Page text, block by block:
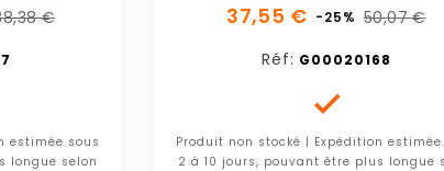
€
estimée sous
longue selon
37,55 € -25% 50,07 €
Réf: G00020168

Produit non stocké | Expédition estimée
2 à 10 jours, pouvant être plus longue